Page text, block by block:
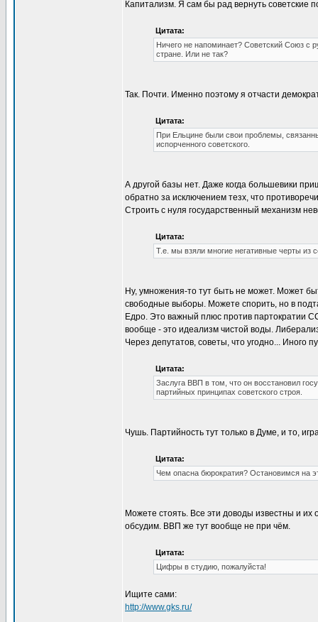
Капитализм. Я сам бы рад вернуть советские
Цитата:
Ничего не напоминает? Советский Союз с
стране. Или не так?
Так. Почти. Именно поэтому я отчасти
Цитата:
При Ельцине были свои проблемы,
испорченного советского.
А другой базы нет. Даже когда большевики
обратно за исключением тезх, что
Строить с нуля государственный механизм
Цитата:
Т.е. мы взяли многие негативные черты из
Ну, умножения-то тут быть не может. Может
свободные выборы. Можете спорить, но в
Едро. Это важный плюс против партократии
вообще - это идеализм чистой воды.
Через депутатов, советы, что угодно... Иного
Цитата:
Заслуга ВВП в том, что он восстановил
партийных принципах советского строя.
Чушь. Партийность тут только в Думе, и то,
Цитата:
Чем опасна бюрократия? Остановимся на
Можете стоять. Все эти доводы известны и
обсудим. ВВП же тут вообще не при чём.
Цитата:
Цифры в студию, пожалуйста!
Ищите сами:
http://www.gks.ru/